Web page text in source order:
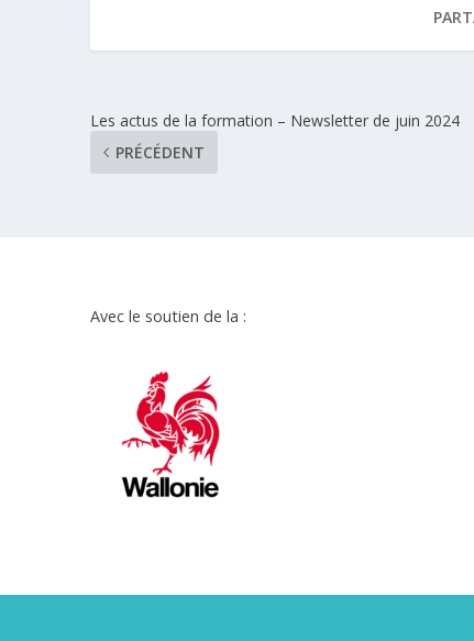
Les actus de la formation – Newsletter de juin 2024
PRÉCÉDENT
Avec le soutien de la :